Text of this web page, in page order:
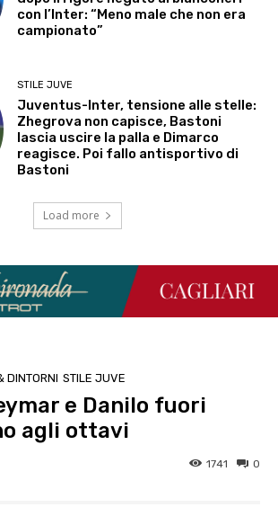
con l’Inter: “Meno male che non era
campionato”
STILE JUVE
Juventus-Inter, tensione alle stelle:
Zhegrova non capisce, Bastoni
lascia uscire la palla e Dimarco
reagisce. Poi fallo antisportivo di
Bastoni
Load more